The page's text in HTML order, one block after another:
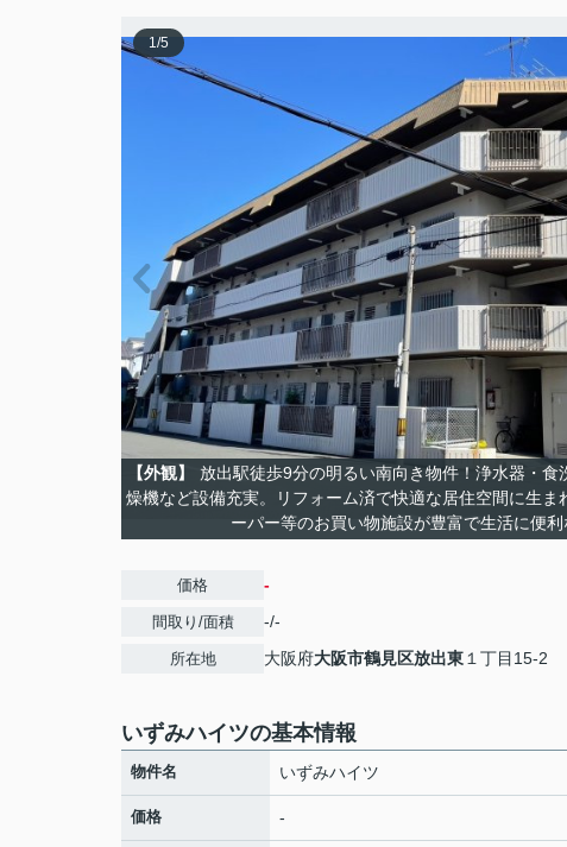
1/5
【外観】
放出駅徒歩9分の明るい南向き物件！浄水器・食
燥機など設備充実。リフォーム済で快適な居住空間に生ま
ーパー等のお買い物施設が豊富で生活に便利
価格 -
間取り/面積 -/-
所在地 大阪府大阪市鶴見区放出東 １丁目15-2
いずみハイツの基本情報
物件名 いずみハイツ
価格 -